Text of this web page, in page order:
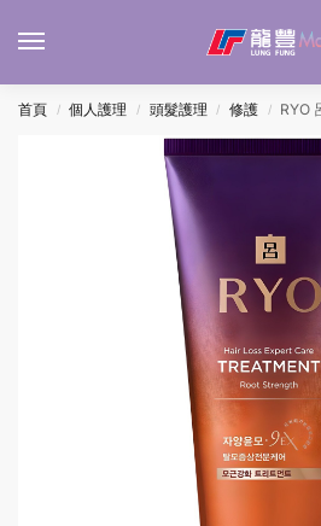
首頁 / 個人護理 / 頭髮護理 / 修護 / RYO 呂